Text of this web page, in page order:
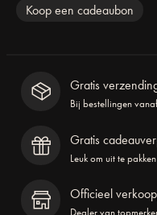
Koop een cadeaubon
Gratis
Bij bestellingen
Gratis
Leuk om uit te pakken
Officieel
Dealer van